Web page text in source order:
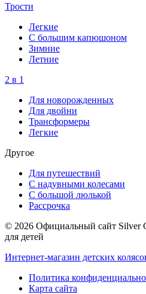
Трости
Легкие
С большим капюшоном
Зимние
Летние
2 в 1
Для новорожденных
Для двойни
Трансформеры
Легкие
Другое
Для путешествий
С надувными колесами
С большой люлькой
Рассрочка
© 2026 Официальный сайт Silver
для детей
Интернет-магазин детских
Политика
Карта сайта